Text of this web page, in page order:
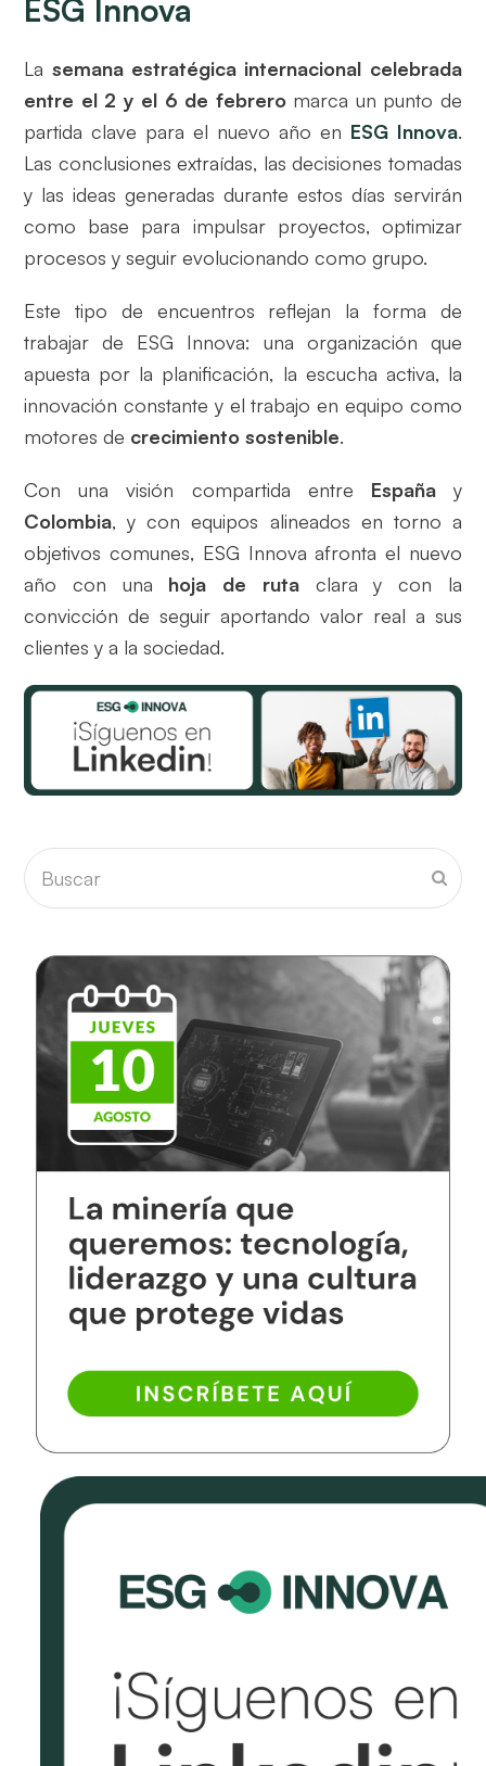
ESG Innova
La semana estratégica internacional celebrada
entre el 2 y el 6 de febreromarca un punto de
partida clave para el nuevo año en ESG Innova.
Las conclusiones extraídas, las decisiones tomadas
y las ideas generadas durante estos días servirán
como base para impulsar proyectos, optimizar
procesos y seguir evolucionando como grupo.
Este tipo de encuentros reflejan la forma de
trabajar de ESG Innova: una organización que
apuesta por la planificación, la escucha activa, la
innovación constante y el trabajo en equipo como
motores de crecimiento sostenible.
Con una visión compartida entre Españay
Colombia, y con equipos alineados en torno a
objetivos comunes, ESG Innova afronta el nuevo
año con una hoja de rutaclara y con la
convicción de seguir aportando valor real a sus
clientes y a la sociedad.
Buscar